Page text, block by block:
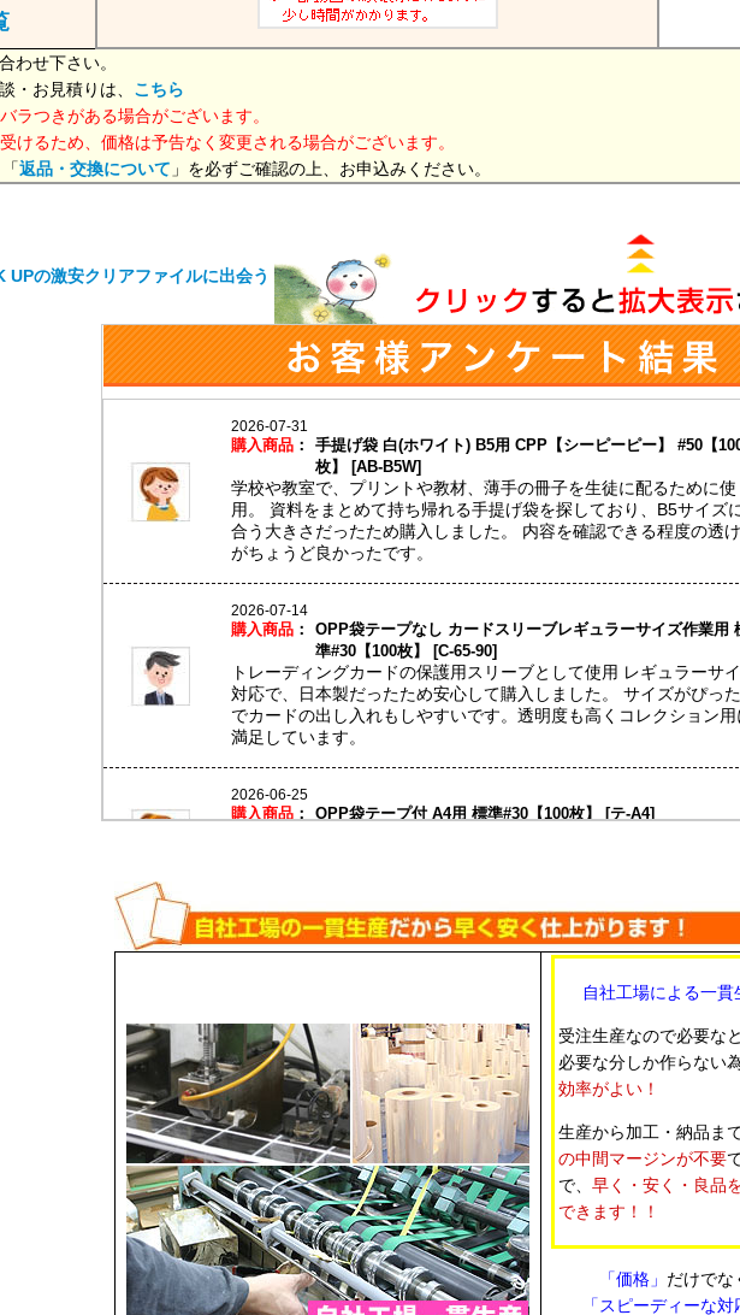
わせ下さい。
・お見積りは、 こちら
ラつきがある場合がございます。
けるため、価格は予告なく変更される場合がございます。
返品・交換について 」を必ずご確認の上、お申込みください。
2026-07-31
購入商品：
手提げ袋 白(ホワイト) B5用 CPP【シーピーピー】 #50【
枚】 [AB-B5W]
学校や教室で、プリントや教材、薄手の冊子を生徒に配るために使
用。 資料をまとめて持ち帰れる手提げ袋を探しており、B5サイズ
合う大きさだったため購入しました。 内容を確認できる程度の透
がちょうど良かったです。
2026-07-14
購入商品：
OPP袋テープなし カードスリーブレギュラーサイズ作業用
準#30【100枚】 [C-65-90]
トレーディングカードの保護用スリーブとして使用 レギュラーサ
対応で、日本製だったため安心して購入しました。 サイズがぴっ
でカードの出し入れもしやすいです。透明度も高くコレクション用
満足しています。
2026-06-25
購入商品： OPP袋テープ付 A4用 標準#30【100枚】 [テ-A4]
2026-06-10
購入商品： OPP袋テープ付 ポストカード用 本体側開閉自在テープ 標準
ポストカードの整理と保管用。 必要なサイズがあり、開閉できる
プだったから。 サイズがちょうど良く、使いやすかったです。
2026-05-21
購入商品： OPP袋テープなし A4用 お徳#25【100枚】 [サ徳-A4]
書類やチラシの保管用として購入しました。 日本製で品質面に安
があり、価格も手頃だったため。 薄手ですが普段使いには十分でし
た。
2026-05-07
購入商品： 白ヘッダー付OPP袋 ハガキ用 105x155+30+30 標準#30【
枚】 [Hハガキ]
同人イベントで販売するイラストカードやポストカードの個包装に
用。 ヘッダー付きでフック陳列しやすく、必要なサイズが細かく
自社工場による一貫
受注生産なので必要な
必要な分しか作らない
効率がよい！
生産から加工・納品ま
の中間マージンが不要
で、 早く・安く・良品
できます！！
「価格」 だけでな
「スピーディーな対